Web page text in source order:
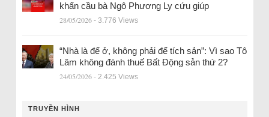
khẩn cầu bà Ngô Phương Ly cứu giúp
28/05/2026 - 3.776 Views
“Nhà là để ở, không phải để tích sản”: Vì sao Tô
Lâm không đánh thuế Bất Động sản thứ 2?
24/05/2026 - 2.425 Views
TRUYỀN HÌNH